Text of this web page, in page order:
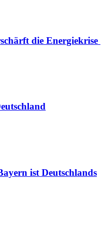
die Energiekrise
ist Deutschlands